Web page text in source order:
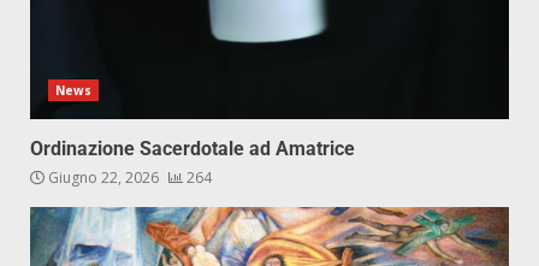
News
Ordinazione Sacerdotale ad Amatrice
Giugno 22, 2026 264